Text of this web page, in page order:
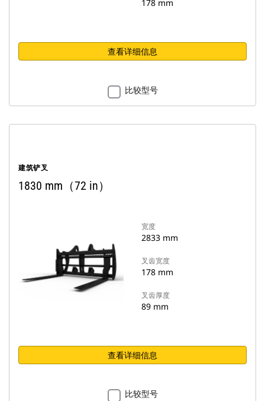
178 mm
查看详细信息
比较型号
建筑铲叉
1830 mm（72 in）
宽度
2833 mm
叉齿宽度
178 mm
叉齿厚度
89 mm
查看详细信息
比较型号